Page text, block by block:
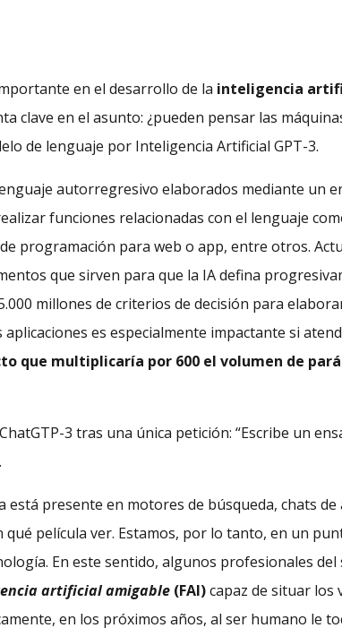
en el desarrollo de la inteligencia
clave en el asunto: ¿pueden pensar las
de lenguaje por Inteligencia Artificial GPT-3.
autorregresivo elaborados mediante un
funciones relacionadas con el lenguaje
programación para web o app, entre otros.
que sirven para que la IA defina
millones de criterios de decisión para
es especialmente impactante si
que multiplicaría por 600 el volumen de
3 tras una única petición: “Escribe un
presente en motores de búsqueda, chats
película ver. Estamos, por lo tanto, en un
En este sentido, algunos profesionales
artificial amigable (FAI)capaz de situar los
en los próximos años, al ser humano le